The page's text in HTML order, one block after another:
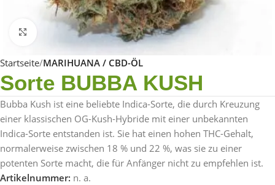
Click to enlarge
Startseite MARIHUANA / CBD-ÖL
Sorte BUBBA KUSH
Bubba Kush ist eine beliebte Indica-Sorte, die durch Kreuzung
einer klassischen OG-Kush-Hybride mit einer unbekannten
Indica-Sorte entstanden ist. Sie hat einen hohen THC-Gehalt,
normalerweise zwischen 18 % und 22 %, was sie zu einer
potenten Sorte macht, die für Anfänger nicht zu empfehlen ist.
Artikelnummer: n. a.